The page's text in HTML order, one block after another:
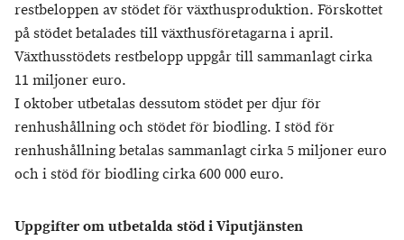
restbeloppen av stödet för växthusproduktion. Förskottet
på stödet betalades till växthusföretagarna i april.
Växthusstödets restbelopp uppgår till sammanlagt cirka
11 miljoner euro.
I oktober utbetalas dessutom stödet per djur för
renhushållning och stödet för biodling. I stöd för
renhushållning betalas sammanlagt cirka 5 miljoner euro
och i stöd för biodling cirka 600 000 euro.
Uppgifter om utbetalda stöd i Viputjänsten